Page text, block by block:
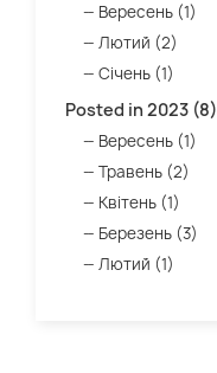
Вересень (1)
Лютий (2)
Січень (1)
Posted in 2023 (8)
Вересень (1)
Травень (2)
Квітень (1)
Березень (3)
Лютий (1)